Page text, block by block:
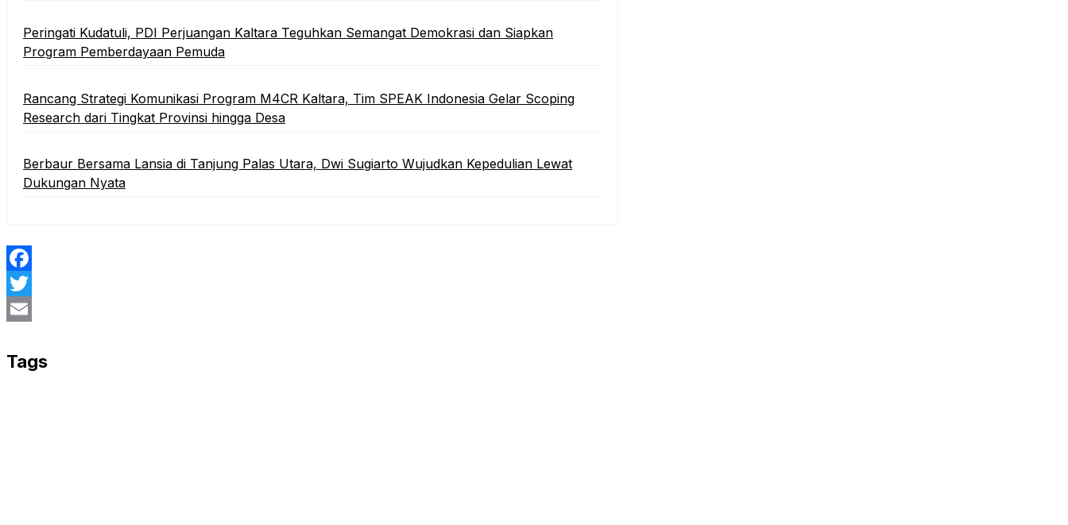
Peringati Kudatuli, PDI Perjuangan Kaltara Teguhkan Semangat Demokrasi dan Siapkan
Program Pemberdayaan Pemuda
Rancang Strategi Komunikasi Program M4CR Kaltara, Tim SPEAK Indonesia Gelar Scoping
Research dari Tingkat Provinsi hingga Desa
Berbaur Bersama Lansia di Tanjung Palas Utara, Dwi Sugiarto Wujudkan Kepedulian Lewat
Dukungan Nyata
Facebook
Twitter
Tags